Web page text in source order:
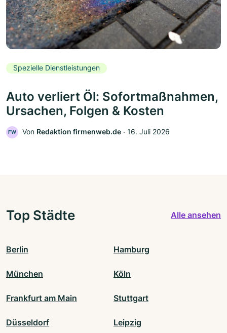
Spezielle Dienstleistungen
Auto verliert Öl: Sofortmaßnahmen,
Ursachen, Folgen & Kosten
FW Von Redaktion firmenweb.de ‧ 16. Juli 2026
Top Städte Alle ansehen
Berlin Hamburg
München Köln
Frankfurt am Main Stuttgart
Düsseldorf Leipzig